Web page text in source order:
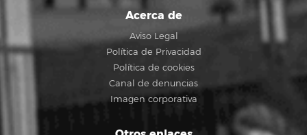
Acerca de
Aviso Legal
Política de Privacidad
Política de cookies
Canal de denuncias
Imagen corporativa